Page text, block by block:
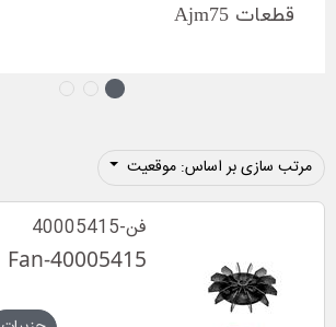
قطعات Ajm75
مرتب سازی بر اساس: موقعیت
فن-40005415
Fan-40005415